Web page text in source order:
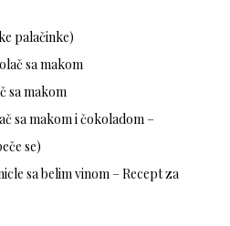
palačinke)
sa makom
sa makom
sa makom i čokoladom –
se)
sa belim vinom – Recept za